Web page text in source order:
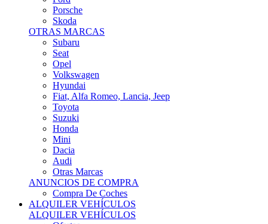
Skoda
OTRAS MARCAS
Subaru
Seat
Opel
Volkswagen
Hyundai
Fiat, Alfa Romeo, Lancia, Jeep
Toyota
Suzuki
Honda
Mini
Dacia
Audi
Otras Marcas
ANUNCIOS DE COMPRA
Compra De Coches
ALQUILER VEHÍCULOS
ALQUILER VEHÍCULOS
Ofertas
Búsquedas